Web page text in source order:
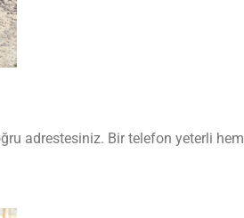
adrestesiniz. Bir telefon yeterli